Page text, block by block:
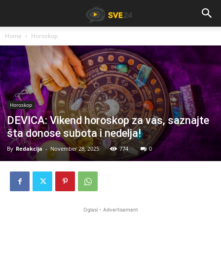
Home Horoskop
Horoskop
DEVICA: Vikend horoskop za vas, saznajte
šta donose subota i nedelja!
By Redakcija - November 28, 2025 774 0
Oglasi - Advertisement